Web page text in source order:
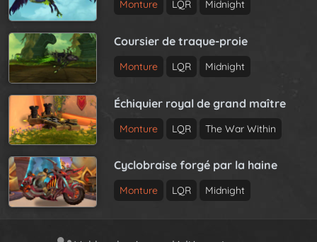
Monture LQR Midnight
Coursier de traque-proie
Monture LQR Midnight
Échiquier royal de grand maître
Monture LQR The War Within
Cyclobraise forgé par la haine
Monture LQR Midnight